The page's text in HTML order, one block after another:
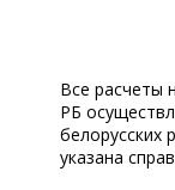
Все расчеты
РБ
белорусских
указана